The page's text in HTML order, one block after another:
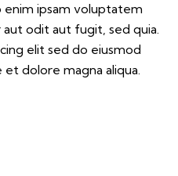
enim ipsam voluptatem
odit aut fugit, sed quia.
elit sed do eiusmod
dolore magna aliqua.